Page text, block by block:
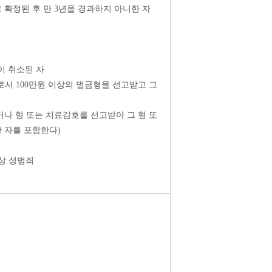
정된 후 만 3년을 경과하지 아니한 자
취소된 자
100만원 이상의 벌금형을 선고받고 그
형 또는 치료감호를 선고받아 그 형 또
자를 포함한다)
성범죄